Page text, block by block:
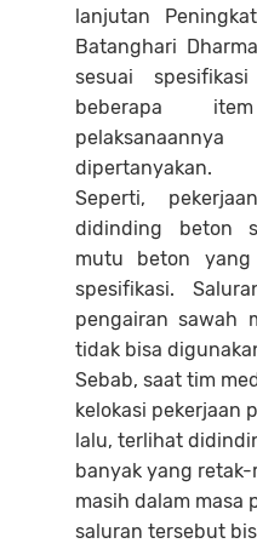
lanjutan
Batanghari
sesuai
beberapa
dipertanyakan.
Seperti,
didinding beton
mutu beton yang
spesifikasi.
pengairan sawah
tidak bisa
Sebab, saat tim
kelokasi pekerjaan
lalu, terlihat
banyak yang
masih dalam masa
saluran tersebut